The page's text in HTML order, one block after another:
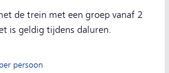
de trein met een groep vanaf 2
is geldig tijdens daluren.
per persoon